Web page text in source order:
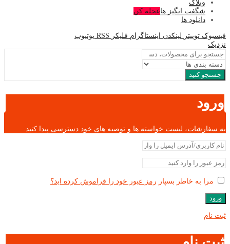
وبلاگ
شگفت انگیز هاعجله کن
دانلود ها
فیسبوک توییتر لینکدن اینستاگرام فلیکر RSS یوتیوب
نزدیک
جستجو کنید
ورود
به سفارشات، لیست خواسته ها و توصیه های خود دسترسی پیدا کنید.
مرا به خاطر بسپار رمز عبور خود را فراموش کرده اید؟
ورود
ثبت نام